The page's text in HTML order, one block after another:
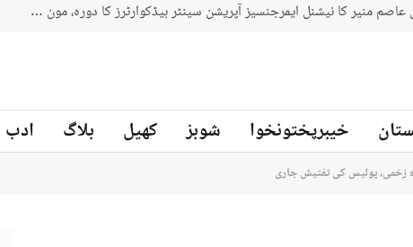
جنوبي افريقه کے سابق کرکټر مائیکل سمتھ پاکستان کرکٹ ٹیم کے بیٹنگ کوچ
خیبرپختونخوا شوبز کھیل بلاگ ادب
زخمی، پولیس کی تفتیش جاری